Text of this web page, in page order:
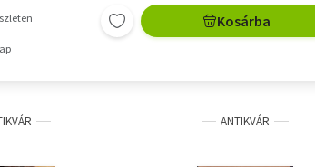
Kosárba
ANTIKVÁR